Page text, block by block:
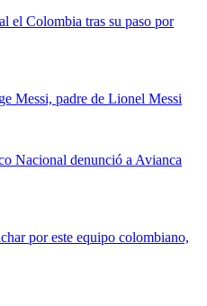
el Colombia tras su paso por
Messi, padre de Lionel Messi
Nacional denunció a Avianca
por este equipo colombiano,